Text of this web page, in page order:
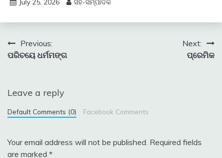
Post
navigation
Previous:
ପରିଚୟେ ଧର୍ମମଙ୍ଗ
Next:
ପ୍ରେମିକ
Leave a reply
Default Comments (0) Facebook Comments
Your email address will not be published. Required fields
are marked *